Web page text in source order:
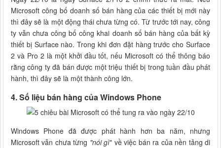
Microsoft công bố doanh số bán hàng của các thiết bị mới này
thì đây sẽ là một động thái chưa từng có. Từ trước tới nay, công
ty vẫn chưa công bố công khai doanh số bán hàng của bất kỳ
thiết bị Surface nào. Trong khi đơn đặt hàng trước cho Surface
2 và Pro 2 là một khởi đầu tốt, nếu Microsoft có thể thông báo
rằng công ty đã bán được một triệu thiết bị trong tuần đầu phát
hành, thì đây sẽ là một thành công lớn.
4. Số liệu bán hàng của Windows Phone
Windows Phone đã được phát hành hơn ba năm, nhưng
Microsoft vẫn chưa từng "nói gì" về việc bán ra của nền tảng di